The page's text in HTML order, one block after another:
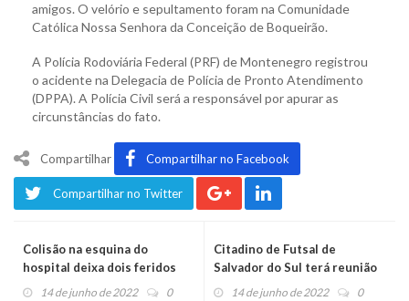
amigos. O velório e sepultamento foram na Comunidade
Católica Nossa Senhora da Conceição de Boqueirão.
A Polícia Rodoviária Federal (PRF) de Montenegro registrou
o acidente na Delegacia de Polícia de Pronto Atendimento
(DPPA). A Polícia Civil será a responsável por apurar as
circunstâncias do fato.
Compartilhar Compartilhar no Facebook
Compartilhar no Twitter
Colisão na esquina do
hospital deixa dois feridos
14 de junho de 2022 0
Citadino de Futsal de
Salvador do Sul terá reunião
nesta quarta
14 de junho de 2022 0